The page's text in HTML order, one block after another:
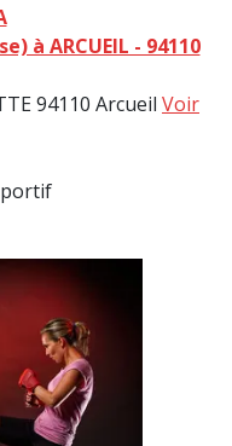
à ARCUEIL - 94110
94110 Arcueil Voir